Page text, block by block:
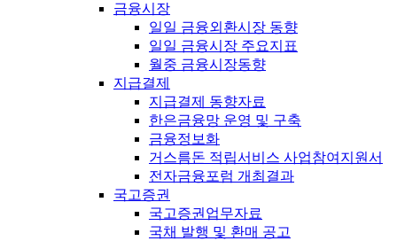
금융시장
일일 금융외환시장 동향
일일 금융시장 주요지표
월중 금융시장동향
지급결제
지급결제 동향자료
한은금융망 운영 및 구축
금융정보화
거스름돈 적립서비스 사업참여지원서
전자금융포럼 개최결과
국고증권
국고증권업무자료
국채 발행 및 환매 공고